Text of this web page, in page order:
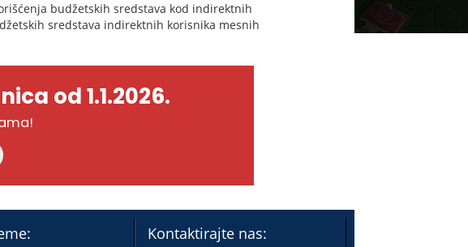
budžetskih sredstava kod indirektnih
sredstava indirektnih korisnika mesnih
od 1.1.2026.
Kontaktirajte nas: